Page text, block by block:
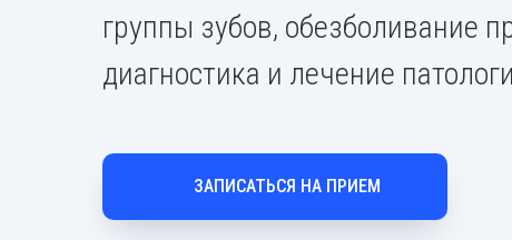
группы зубов, обезболивание
диагностика и лечение
ЗАПИСАТЬСЯ НА ПРИЕМ